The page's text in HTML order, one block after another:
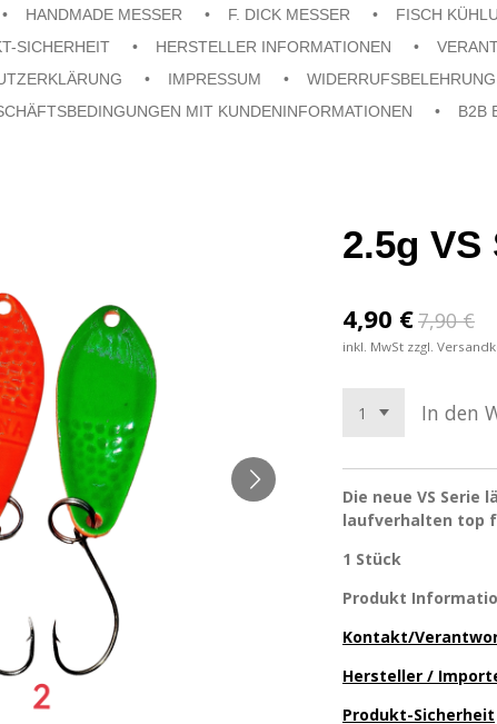
HANDMADE MESSER F. DICK MESSER FISCH
SICHERHEIT HERSTELLER INFORMATIONEN
IMPRESSUM
MIT KUNDENINFORMATIONEN
B2B
2.5g VS
4,90 €7,90 €
inkl. MwSt zzgl.
In den
Die neue VS Serie
laufverhalten top
1 Stück
Produkt
Kontakt/
Hersteller /
Produkt-Sicherheit